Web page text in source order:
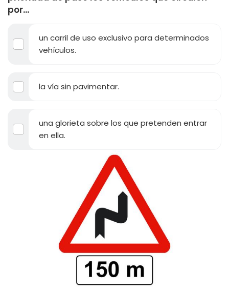
por...
un carril de uso exclusivo para determinados
vehículos.
la vía sin pavimentar.
una glorieta sobre los que pretenden entrar
en ella.